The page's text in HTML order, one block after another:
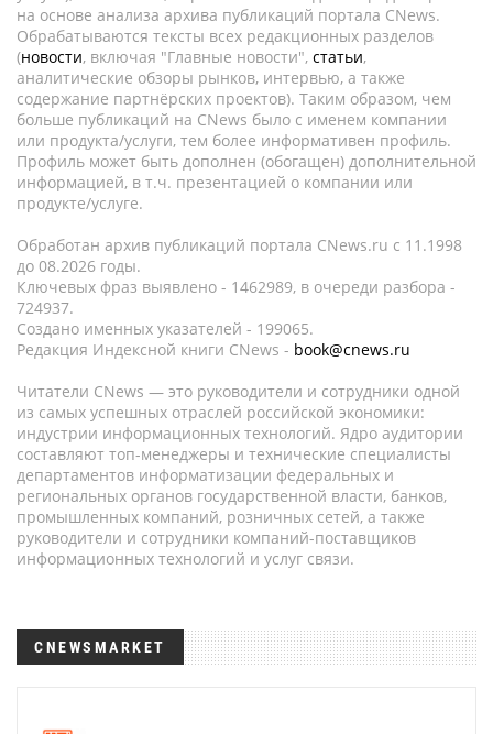
на основе анализа архива публикаций портала CNews.
Обрабатываются тексты всех редакционных разделов
(новости, включая "Главные новости", статьи,
аналитические обзоры рынков, интервью, а также
содержание партнёрских проектов). Таким образом, чем
больше публикаций на CNews было с именем компании
или продукта/услуги, тем более информативен профиль.
Профиль может быть дополнен (обогащен) дополнительной
информацией, в т.ч. презентацией о компании или
продукте/услуге.
Обработан архив публикаций портала CNews.ru c 11.1998
до 08.2026 годы.
Ключевых фраз выявлено - 1462989, в очереди разбора -
724937.
Создано именных указателей - 199065.
Редакция Индексной книги CNews - book@cnews.ru
Читатели CNews — это руководители и сотрудники одной
из самых успешных отраслей российской экономики:
индустрии информационных технологий. Ядро аудитории
составляют топ-менеджеры и технические специалисты
департаментов информатизации федеральных и
региональных органов государственной власти, банков,
промышленных компаний, розничных сетей, а также
руководители и сотрудники компаний-поставщиков
информационных технологий и услуг связи.
CNEWSMARKET